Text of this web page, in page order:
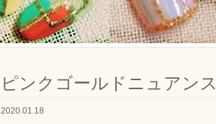
ピンクゴールドニュアンス
2020.01.18